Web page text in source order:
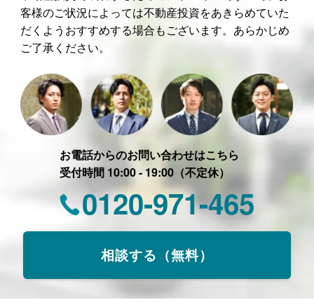
客様のご状況によっては不動産投資をあきらめていた
だくようおすすめする場合もございます。あらかじめ
ご了承ください。
お電話からのお問い合わせはこちら
受付時間 10:00 - 19:00（不定休）
0120-971-465
相談する（無料）